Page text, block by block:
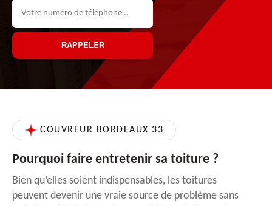
COUVREUR BORDEAUX 33
Pourquoi faire entretenir sa toiture ?
Bien qu’elles soient indispensables, les toitures
peuvent devenir une vraie source de problème sans